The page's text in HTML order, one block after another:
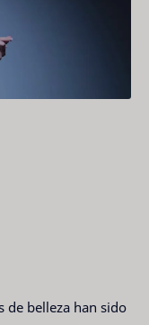
de belleza han sido